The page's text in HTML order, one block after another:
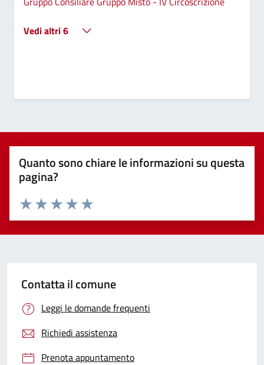
Vedi altri 6
Quanto sono chiare le informazioni su questa
pagina?
Valuta 5 stelle su 5
Valuta 4 stelle su 5
Valuta 3 stelle su 5
Valuta 2 stelle su 5
Valuta 1 stelle su 5
Contatta il comune
Leggi le domande frequenti
Richiedi assistenza
Prenota appuntamento